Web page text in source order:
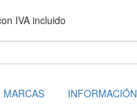
IVA incluido
MARCAS
INFORMACIÓN